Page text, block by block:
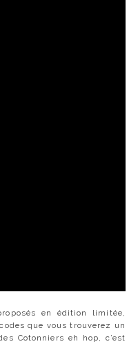
en édition limitée,
que vous trouverez un
Cotonniers eh hop, c’est